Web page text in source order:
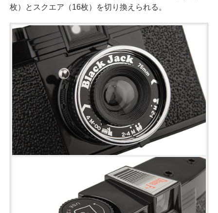
枚）とスクエア（16枚）を切り換えられる。